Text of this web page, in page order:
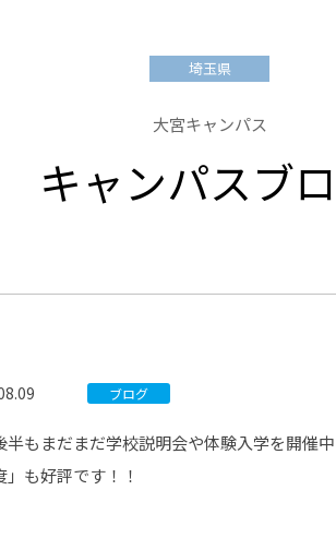
おおぞら高校とはなりたい大
-社会の架
先輩の声 おおぞら100選
卒業までの流れ
埼玉県
大宮キャンパス
キャンパスブ
ブログ
半もまだまだ学校説明会や体験入学を開催
」も好評です！！